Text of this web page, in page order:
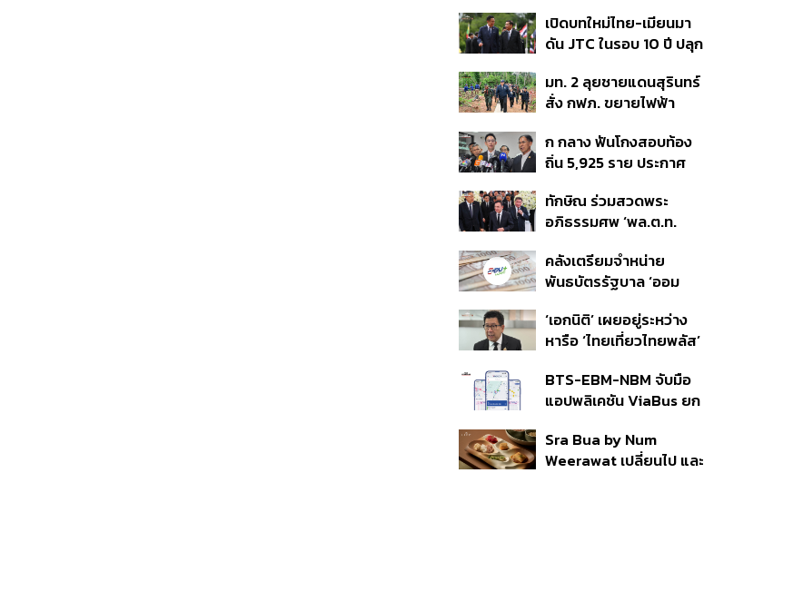
ต่อดอลลาร์
อนุทิน จ่อสอบต่อเอี่ยว
ตัดตอน ม.บูรพา หรือไม่
เปิดบทใหม่ไทย-เมียนมา
ดัน JTC ในรอบ 10 ปี ปลุก
ชายแดน ท่าเรือน้ำลึก
ทวาย
มท. 2 ลุยชายแดนสุรินทร์
สั่ง กฟภ. ขยายไฟฟ้า
350’ เสริมความมั่นคง
ชายแดน
ก กลาง ฟันโกงสอบท้อง
ถิ่น 5,925 ราย ประกาศ
ราย รอ ป.ป.ช. ขีดเส้นแล้ว
เสร็จ 31 ส.ค.
ทักษิณ ร่วมสวดพระ
อภิธรรมศพ ‘พล.ต.ท.
สิน’ สิริอายุ 103 ปี แกนนำ
เพื่อไทย-บุคคลหลาก
คลังเตรียมจำหน่าย
พันธบัตรรัฐบาล ‘ออม
ก.ย.นี้ อาจเพิ่มสัดส่วนการ
ขายแบบ Small Lot First
‘เอกนิติ’ เผยอยู่ระหว่าง
หารือ ‘ไทยเที่ยวไทยพลัส’
แสนล้าน มั่นใจงบต่อ ‘ไทย
ช่วยไทย พลัส’ เฟส 2 มี
BTS-EBM-NBM จับมือ
แอปพลิเคชัน ViaBus ยก
รถไฟฟ้า 3 สายแบบเรียล
ไทม์
Sra Bua by Num
Weerawat เปลี่ยนไป และ